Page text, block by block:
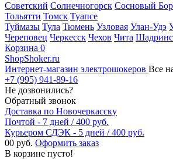
Советский Солнечногорск Сосновый Бор
Тольятти Томск Туапсе
Туймазы Тула Тюмень Узловая Улан-Удэ
Череповец Черкесск Чехов Чита
Корзина 0
ShopShoker.ru
Интернет-магазин электрошокеров Все
+7 (995) 941-89-16
Не дозвонились?
Обратный звонок
Доставка по Новочеркасску
Почтой - 7 дней / 400 руб.
Курьером СДЭК - 5 дней / 400 руб.
00 руб. Оформить заказ
В корзине пусто!